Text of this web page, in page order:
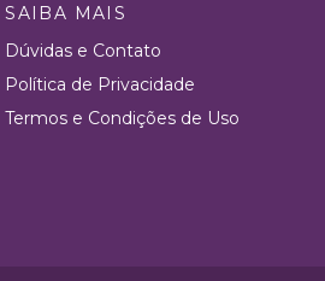
SAIBA MAIS
Dúvidas e Contato
Política de Privacidade
Termos e Condições de Uso